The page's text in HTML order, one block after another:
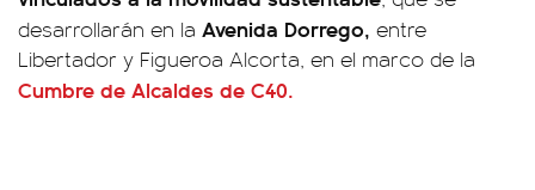
desarrollarán en la Avenida Dorrego, entre
Libertador y Figueroa Alcorta, en el marco de la
Cumbre de Alcaldes de C40.